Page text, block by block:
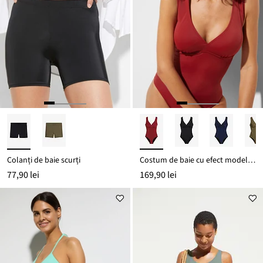
Colanți de baie scurți
77,90 lei
Costum de baie cu efect modelator mediu cu decolteu în V
169,90 lei